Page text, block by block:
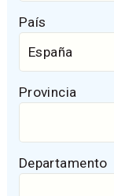
País
Provincia
Departamento